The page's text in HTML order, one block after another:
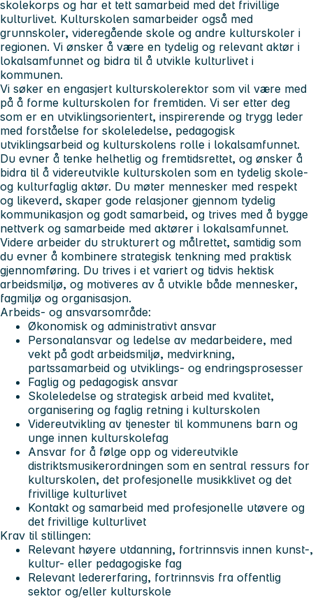
skolekorps og har et tett samarbeid med det frivillige
kulturlivet. Kulturskolen samarbeider også med
grunnskoler, videregående skole og andre kulturskoler i
regionen. Vi ønsker å være en tydelig og relevant aktør i
lokalsamfunnet og bidra til å utvikle kulturlivet i
kommunen.
Vi søker en engasjert kulturskolerektor som vil være med
på å forme kulturskolen for fremtiden. Vi ser etter deg
som er en utviklingsorientert, inspirerende og trygg leder
med forståelse for skoleledelse, pedagogisk
utviklingsarbeid og kulturskolens rolle i lokalsamfunnet.
Du evner å tenke helhetlig og fremtidsrettet, og ønsker å
bidra til å videreutvikle kulturskolen som en tydelig skole-
og kulturfaglig aktør. Du møter mennesker med respekt
og likeverd, skaper gode relasjoner gjennom tydelig
kommunikasjon og godt samarbeid, og trives med å bygge
nettverk og samarbeide med aktører i lokalsamfunnet.
Videre arbeider du strukturert og målrettet, samtidig som
du evner å kombinere strategisk tenkning med praktisk
gjennomføring. Du trives i et variert og tidvis hektisk
arbeidsmiljø, og motiveres av å utvikle både mennesker,
fagmiljø og organisasjon.
Arbeids- og ansvarsområde:
Økonomisk og administrativt ansvar
Personalansvar og ledelse av medarbeidere, med
vekt på godt arbeidsmiljø, medvirkning,
partssamarbeid og utviklings- og endringsprosesser
Faglig og pedagogisk ansvar
Skoleledelse og strategisk arbeid med kvalitet,
organisering og faglig retning i kulturskolen
Videreutvikling av tjenester til kommunens barn og
unge innen kulturskolefag
Ansvar for å følge opp og videreutvikle
distriktsmusikerordningen som en sentral ressurs for
kulturskolen, det profesjonelle musikklivet og det
frivillige kulturlivet
Kontakt og samarbeid med profesjonelle utøvere og
det frivillige kulturlivet
Krav til stillingen:
Relevant høyere utdanning, fortrinnsvis innen kunst-,
kultur- eller pedagogiske fag
Relevant ledererfaring, fortrinnsvis fra offentlig
sektor og/eller kulturskole